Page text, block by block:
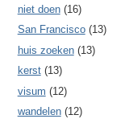
niet doen (16)
San Francisco (13)
huis zoeken (13)
kerst (13)
visum (12)
wandelen (12)